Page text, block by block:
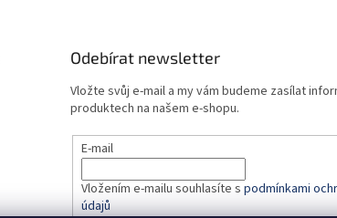
Odebírat newsletter
Vložte svůj e-mail a my vám budeme zasílat
produktech na našem e-shopu.
E-mail
Vložením e-mailu souhlasíte s podmínkami
údajů